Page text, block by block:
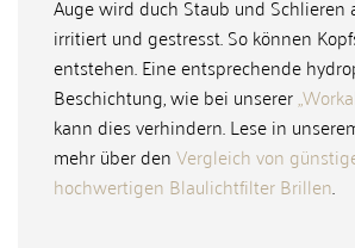
Auge wird duch Staub und Schlieren
irritiert und gestresst. So können
entstehen. Eine entsprechende
Beschichtung, wie bei unserer
kann dies verhindern. Lese in
mehr über denVergleich von
hochwertigen Blaulichtfilter Brillen.